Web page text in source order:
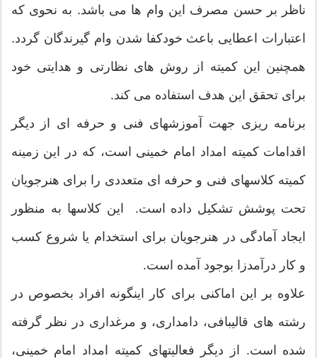
ناظر بر حسن مصرف این وام ها می باشد. به نحوی كه
اعتبارات اعطایی باعث خودكفا شدن وام گیرندگان گردد.
همچنین این كمیته از روش های نظارتی و هدایتی خود
برای تحقق این هدف استفاده می كند.
برنامه ریزی جهت آموزشهای فنی و حرفه ای از دیگر
اقدامات كمیته امداد امام خمینی است، كه در این زمینه
كمیته كلاسهای فنی و حرفه ای متعددی را برای هنرجویان
تحت پوشش تشكیل داده است. این كلاسها به منظور
ایجاد آمادگی در هنرجویان برای استخدام یا شروع كسب
و كار درآمدزا بوجود آمده است.
علاوه بر این اماكنی برای كار اینگونه افراد بخصوص در
رشته های قالیبافی، دامداری، و مرغداری در نظر گرفته
شده است. از دیگر فعالیتهای كمیته امداد امام خمینی،